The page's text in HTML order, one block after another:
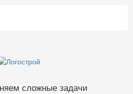
сложные задачи